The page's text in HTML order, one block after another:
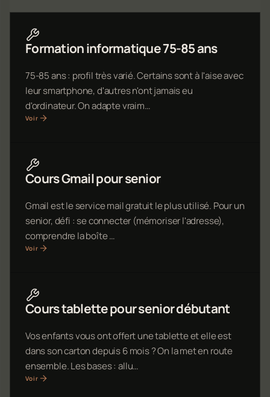
Formation informatique 75-85 ans
75-85 ans : profil très varié. Certains sont à l'aise avec
leur smartphone, d'autres n'ont jamais eu
d'ordinateur. On adapte vraim…
Voir
Cours Gmail pour senior
Gmail est le service mail gratuit le plus utilisé. Pour un
senior, défi : se connecter (mémoriser l'adresse),
comprendre la boîte …
Voir
Cours tablette pour senior débutant
Vos enfants vous ont offert une tablette et elle est
dans son carton depuis 6 mois ? On la met en route
ensemble. Les bases : allu…
Voir